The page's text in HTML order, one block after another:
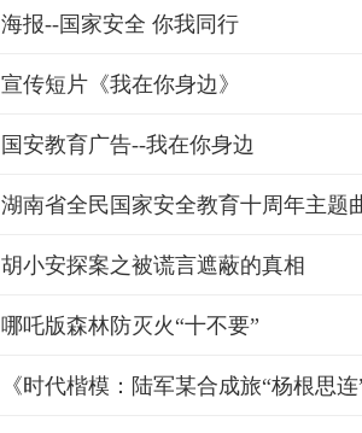
海报--国家安全 你我同行
宣传短片《我在你身边》
国安教育广告--我在你身边
湖南省全民国家安全教育十周年主题
胡小安探案之被谎言遮蔽的真相
哪吒版森林防灭火“十不要”
《时代楷模：陆军某合成旅“杨根思连